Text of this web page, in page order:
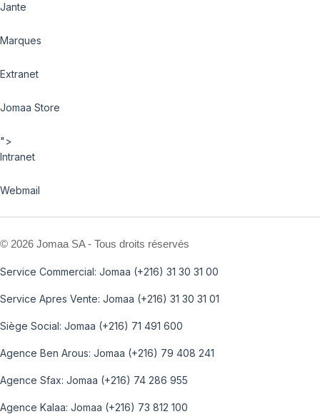
Jante
Marques
Extranet
Jomaa Store
">
Intranet
Webmail
© 2026 Jomaa SA - Tous droits réservés
Service Commercial: Jomaa (+216) 31 30 31 00
Service Apres Vente: Jomaa (+216) 31 30 31 01
Siège Social: Jomaa (+216) 71 491 600
Agence Ben Arous: Jomaa (+216) 79 408 241
Agence Sfax: Jomaa (+216) 74 286 955
Agence Kalaa: Jomaa (+216) 73 812 100